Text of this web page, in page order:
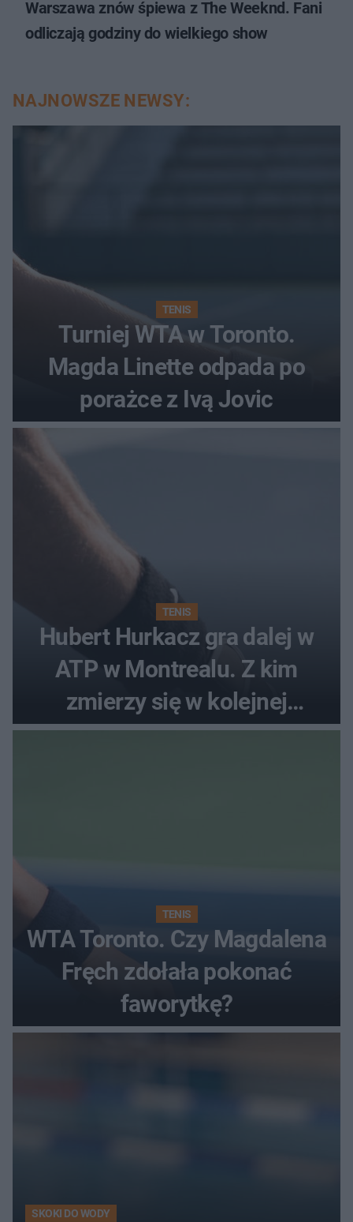
Warszawa znów śpiewa z The Weeknd. Fani
odliczają godziny do wielkiego show
NAJNOWSZE NEWSY:
TENIS
Turniej WTA w Toronto.
Magda Linette odpada po
porażce z Ivą Jovic
TENIS
Hubert Hurkacz gra dalej w
ATP w Montrealu. Z kim
zmierzy się w kolejnej
rundzie?
TENIS
WTA Toronto. Czy Magdalena
Fręch zdołała pokonać
faworytkę?
SKOKI DO WODY